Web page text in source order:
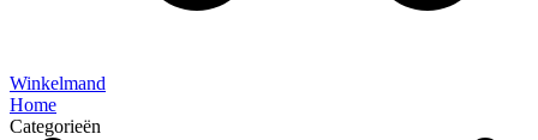
Winkelmand
Home
Categorieën